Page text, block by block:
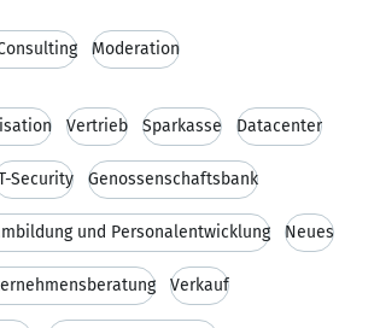
Moderation
Vertrieb Sparkasse Datacenter
Security Genossenschaftsbank
und Personalentwicklung Neues
Verkauf